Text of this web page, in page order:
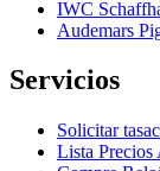
IWC
Audemars
Servicios
Solicitar
Lista Precios